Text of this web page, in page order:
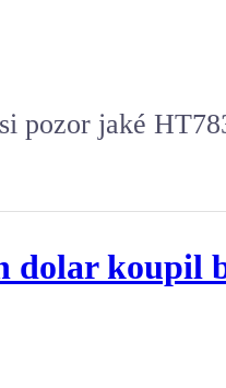
pozor jaké
dolar koupil